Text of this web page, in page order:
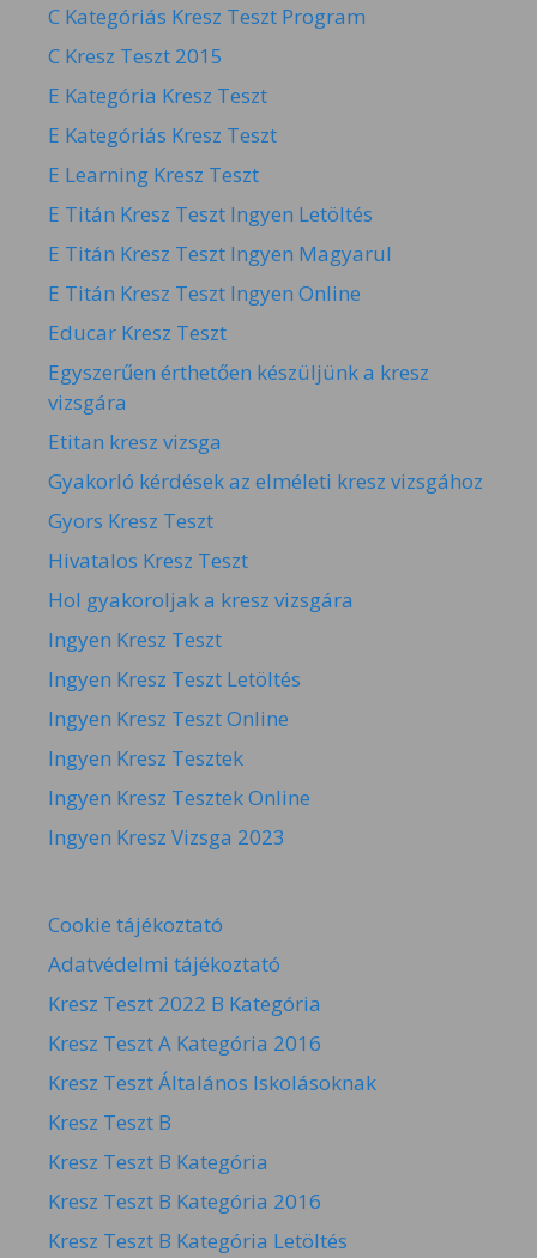
C Kategóriás Kresz Teszt Program
C Kresz Teszt 2015
E Kategória Kresz Teszt
E Kategóriás Kresz Teszt
E Learning Kresz Teszt
E Titán Kresz Teszt Ingyen Letöltés
E Titán Kresz Teszt Ingyen Magyarul
E Titán Kresz Teszt Ingyen Online
Educar Kresz Teszt
Egyszerűen érthetően készüljünk a kresz
vizsgára
Etitan kresz vizsga
Gyakorló kérdések az elméleti kresz vizsgához
Gyors Kresz Teszt
Hivatalos Kresz Teszt
Hol gyakoroljak a kresz vizsgára
Ingyen Kresz Teszt
Ingyen Kresz Teszt Letöltés
Ingyen Kresz Teszt Online
Ingyen Kresz Tesztek
Ingyen Kresz Tesztek Online
Ingyen Kresz Vizsga 2023
Cookie tájékoztató
Adatvédelmi tájékoztató
Kresz Teszt 2022 B Kategória
Kresz Teszt A Kategória 2016
Kresz Teszt Általános Iskolásoknak
Kresz Teszt B
Kresz Teszt B Kategória
Kresz Teszt B Kategória 2016
Kresz Teszt B Kategória Letöltés